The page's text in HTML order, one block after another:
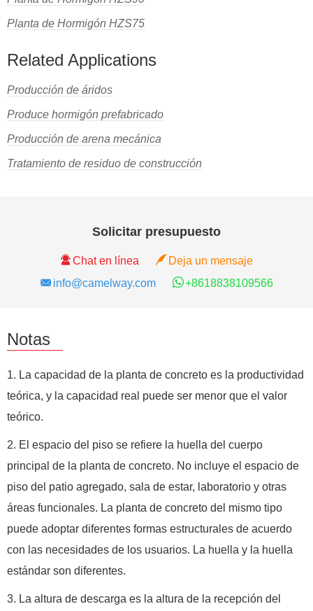
Planta de Hormigón HZS75
Related Applications
Producción de áridos
Produce hormigón prefabricado
Producción de arena mecánica
Tratamiento de residuo de construcción
Solicitar presupuesto
Chat en línea
Deja un mensaje
info@camelway.com
+8618838109566
Notas
1. La capacidad de la planta de concreto es la productividad
teórica, y la capacidad real puede ser menor que el valor
teórico.
2. El espacio del piso se refiere la huella del cuerpo
principal de la planta de concreto. No incluye el espacio de
piso del patio agregado, sala de estar, laboratorio y otras
áreas funcionales. La planta de concreto del mismo tipo
puede adoptar diferentes formas estructurales de acuerdo
con las necesidades de los usuarios. La huella y la huella
estándar son diferentes.
3. La altura de descarga es la altura de la recepción del